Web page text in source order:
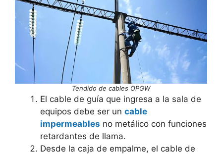
Tendido de cables OPGW
El cable de guía que ingresa a la sala de
equipos debe ser un cable
impermeables no metálico con funciones
retardantes de llama.
Desde la caja de empalme, el cable de